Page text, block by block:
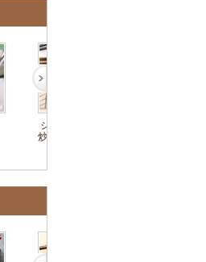
ジャガイモとザーサイの
炒め物～簡単3stepおつま